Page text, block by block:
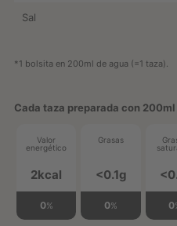
Sal
*1 bolsita en 200ml de agua (=1 taza).
Cada taza preparada con
Valor
energético
2kcal
0%
Grasas
<0.1g
0% 0